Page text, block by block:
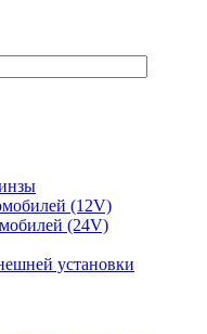
(12V)
(24V)
установки